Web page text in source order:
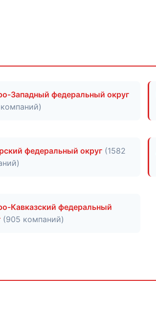
Западный федеральный округ
федеральный округ (1582
Кавказский федеральный
(905 компаний)